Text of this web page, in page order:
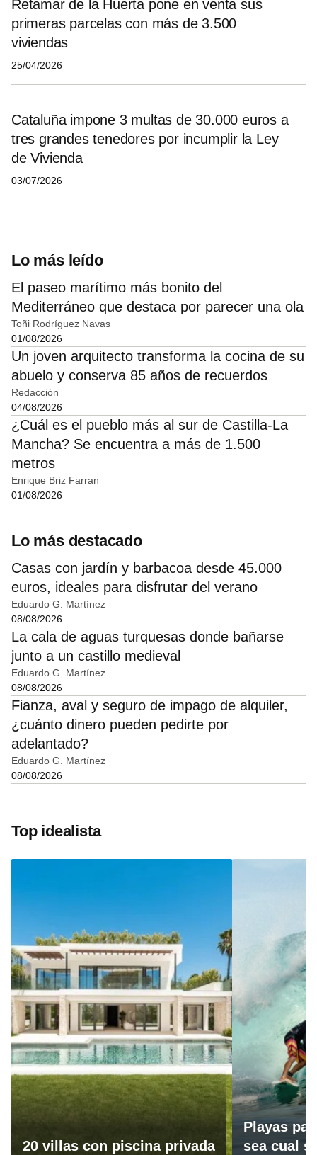
Retamar de la Huerta pone en venta sus
primeras parcelas con más de 3.500
viviendas
25/04/2026
Cataluña impone 3 multas de 30.000 euros a
tres grandes tenedores por incumplir la Ley
de Vivienda
03/07/2026
Lo más leído
El paseo marítimo más bonito del
Mediterráneo que destaca por parecer una ola
Toñi Rodríguez Navas
01/08/2026
Un joven arquitecto transforma la cocina de su
abuelo y conserva 85 años de recuerdos
Redacción
04/08/2026
¿Cuál es el pueblo más al sur de Castilla-La
Mancha? Se encuentra a más de 1.500
metros
Enrique Briz Farran
01/08/2026
Lo más destacado
Casas con jardín y barbacoa desde 45.000
euros, ideales para disfrutar del verano
Eduardo G. Martínez
08/08/2026
La cala de aguas turquesas donde bañarse
junto a un castillo medieval
Eduardo G. Martínez
08/08/2026
Fianza, aval y seguro de impago de alquiler,
¿cuánto dinero pueden pedirte por
adelantado?
Eduardo G. Martínez
08/08/2026
Top idealista
20 villas con piscina privada
Playas
sea cual